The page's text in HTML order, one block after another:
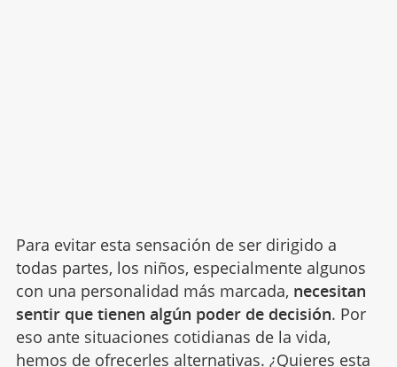
Para evitar esta sensación de ser dirigido a
todas partes, los niños, especialmente algunos
con una personalidad más marcada, necesitan
sentir que tienen algún poder de decisión. Por
eso ante situaciones cotidianas de la vida,
hemos de ofrecerles alternativas. ¿Quieres esta